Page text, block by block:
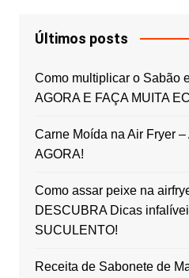
Últimos posts
Como multiplicar o Sabão
AGORA E FAÇA MUITA
Carne Moída na Air Fryer
AGORA!
Como assar peixe na
DESCUBRA Dicas
SUCULENTO!
Receita de Sabonete de